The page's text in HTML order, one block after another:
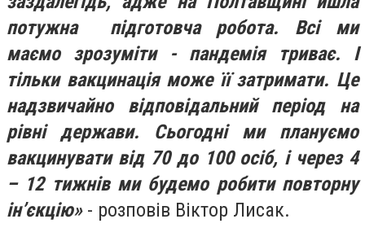
потужна підготовча робота. Всі ми
маємо зрозуміти - пандемія триває. І
тільки вакцинація може її затримати. Це
надзвичайно відповідальний період на
рівні держави. Сьогодні ми плануємо
вакцинувати від 70 до 100 осіб, і через 4
– 12 тижнів ми будемо робити повторну
ін’єкцію»- розповів Віктор Лисак.